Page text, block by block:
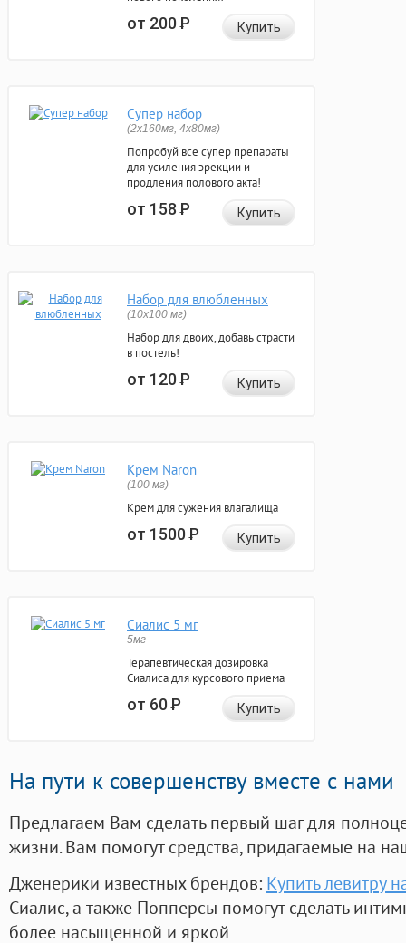
от 200Р Купить
Супер набор
(2х160мг, 4х80мг)
Попробуй все супер препараты
для усиления эрекции и
продления полового акта!
от 158Р Купить
Набор для влюбленных
(10х100 мг)
Набор для двоих, добавь страсти
в постель!
от 120Р Купить
Крем Naron
(100 мг)
Крем для сужения влагалища
от 1500Р Купить
Сиалис 5 мг
5мг
Терапевтическая дозировка
Сиалиса для курсового приема
от 60Р Купить
На пути к совершенству вместе с нами
Предлагаем Вам сделать первый шаг для
жизни. Вам помогут средства, придагаемые на
Дженерики известных брендов: Купить левитру
Сиалис, а также Попперсы помогут сделать
более насыщенной и яркой